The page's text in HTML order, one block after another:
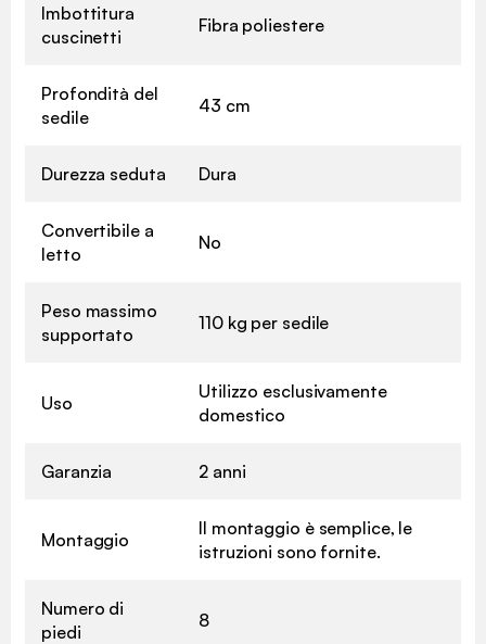
Imbottitura
cuscinetti
Fibra poliestere
Profondità del
sedile
43 cm
Durezza seduta Dura
Convertibile a
letto
No
Peso massimo
supportato
110 kg per sedile
Uso
Utilizzo esclusivamente
domestico
Garanzia 2 anni
Montaggio
Il montaggio è semplice, le
istruzioni sono fornite.
Numero di
piedi
8